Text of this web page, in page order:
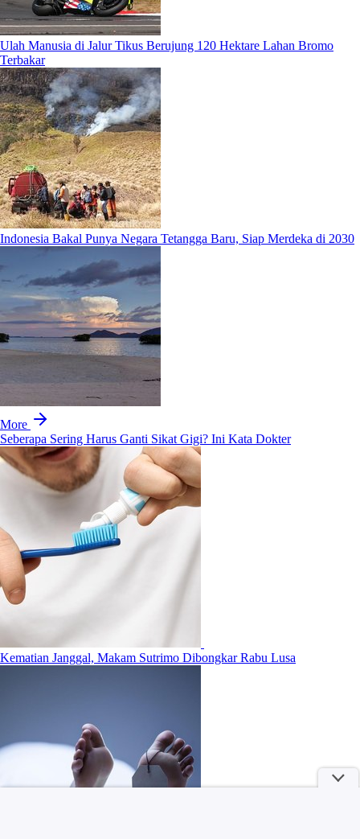
Ulah Manusia di Jalur Tikus Berujung 120 Hektare Lahan Bromo
Terbakar
Indonesia Bakal Punya Negara Tetangga Baru, Siap Merdeka di 2030
More
Seberapa Sering Harus Ganti Sikat Gigi? Ini Kata Dokter
Kematian Janggal, Makam Sutrimo Dibongkar Rabu Lusa